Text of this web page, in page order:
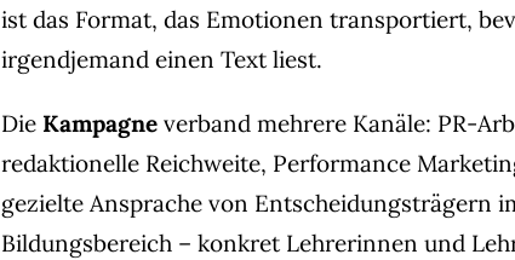
ist das Format, das Emotionen transportiert,
irgendjemand einen Text liest.
Die Kampagneverband mehrere Kanäle: PR-
redaktionelle Reichweite, Performance
gezielte Ansprache von Entscheidungsträgern
Bildungsbereich – konkret Lehrerinnen und